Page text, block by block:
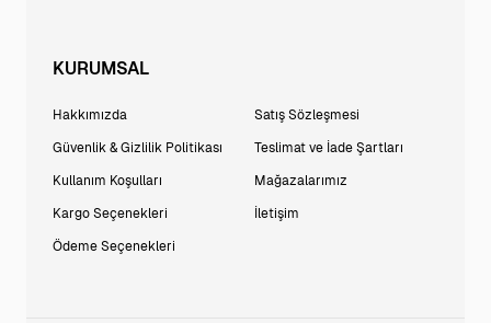
KURUMSAL
Hakkımızda
Güvenlik & Gizlilik Politikası
Kullanım Koşulları
Kargo Seçenekleri
Ödeme Seçenekleri
Satış Sözleşmesi
Teslimat ve İade Şartları
Mağazalarımız
İletişim